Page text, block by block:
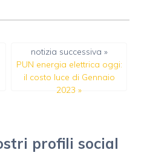
notizia successiva »
PUN energia elettrica oggi:
il costo luce di Gennaio
2023 »
profili social